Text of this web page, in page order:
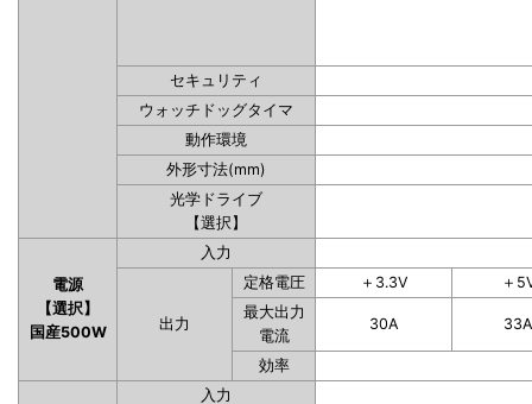
セキュリティ
ウォッチドッグタイマ
動作環境
外形寸法(mm)
光学ドライブ
【選択】
電源
【選択】
国産500W
入力
出力
定格電圧 ＋3.3V
＋
最大出力
電流
30A 33A
効率
入力